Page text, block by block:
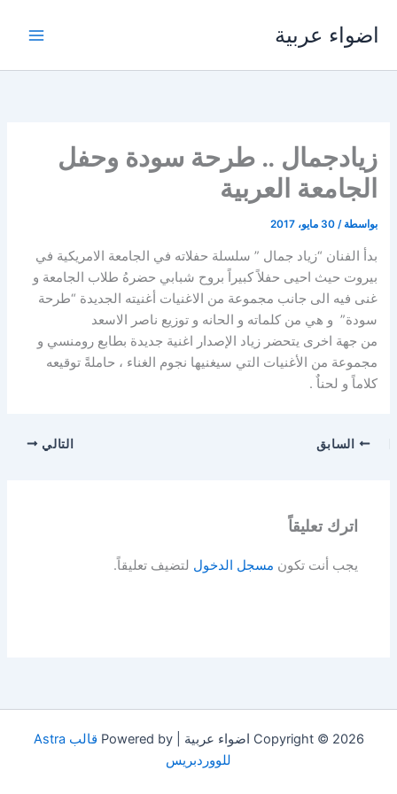
اضواء عربية
زيادجمال .. طرحة سودة وحفل
الجامعة العربية
بواسطة /30 مايو، 2017
بدأ الفنان “زياد جمال ” سلسلة حفلاته في الجامعة الامريكية في
بيروت حيث احيى حفلاً كبيراً بروح شبابي حضرهُ طلاب الجامعة و
غنى فيه الى جانب مجموعة من الاغنيات أغنيته الجديدة “طرحة
سودة” و هي من كلماته و الحانه و توزيع ناصر الاسعد
من جهة اخرى يتحضر زياد الإصدار اغنية جديدة بطابع رومنسي و
مجموعة من الأغنيات التي سيغنيها نجوم الغناء ، حاملةً توقيعه
كلاماً و لحناٌ .
السابق التالي
اترك تعليقاً
يجب أنت تكون مسجل الدخول لتضيف تعليقاً.
Copyright © 2026 اضواء عربية | Powered by
قالب Astra
للووردبريس